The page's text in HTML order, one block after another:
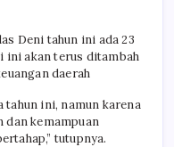
Deni tahun ini ada 23
ini akan terus ditambah
daerah
tahun ini, namun karena
dan kemampuan
tutupnya.